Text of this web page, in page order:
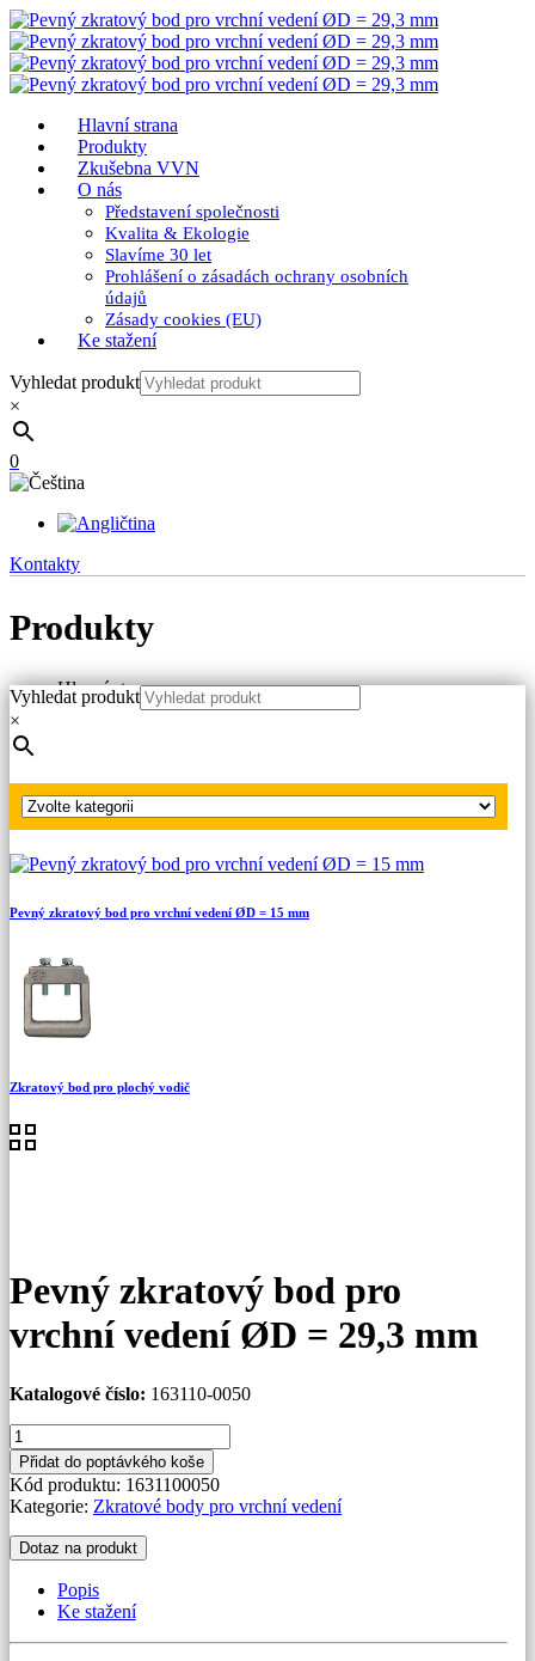
Hlavní strana
Produkty
Zkušebna VVN
O nás
Představení společnosti
Kvalita & Ekologie
Slavíme 30 let
Prohlášení o zásadách ochrany osobních
údajů
Zásady cookies (EU)
Ke stažení
Vyhledat produkt
×
0
Kontakty
Produkty
Hlavní strana
Produkty
Vyhledat produkt
×
Pevný zkratový bod pro vrchní vedení ØD = 15 mm
Zkratový bod pro plochý vodič
Pevný zkratový bod pro
vrchní vedení ØD = 29,3 mm
Katalogové číslo: 163110-0050
Pevný
zkratový
bod
pro
vrchní
vedení
ØD
29,3
množství
Přidat do poptávkého koše
Kód produktu: 1631100050
Kategorie: Zkratové body pro vrchní vedení
Dotaz na produkt
Popis
Ke stažení